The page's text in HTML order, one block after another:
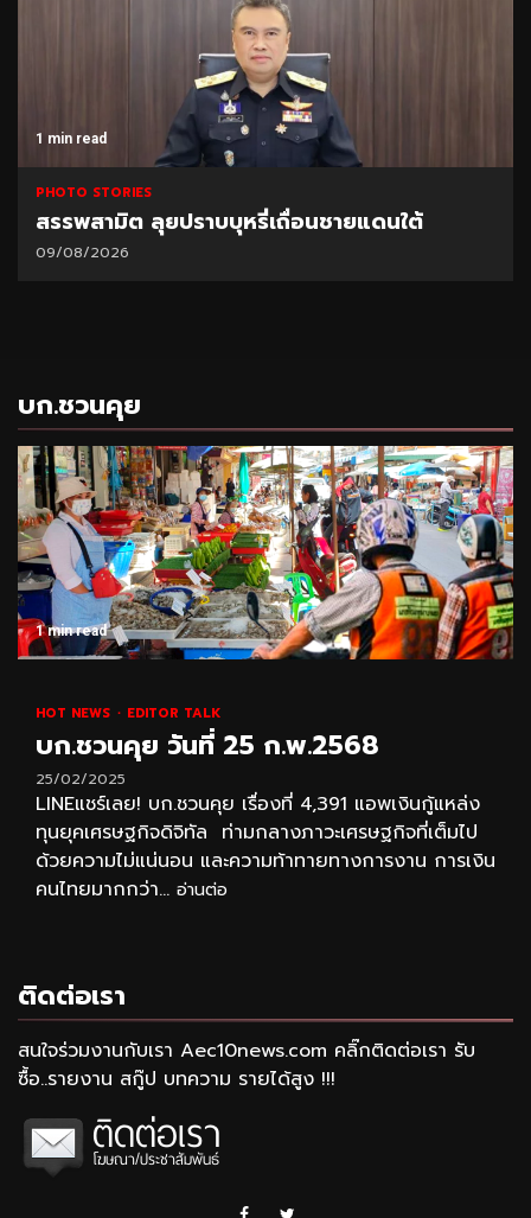
1 min read
PHOTO STORIES
สรรพสามิต ลุยปราบบุหรี่เถื่อนชายแดนใต้
09/08/2026
บก.ชวนคุย
1 min read
HOT NEWS EDITOR TALK
บก.ชวนคุย วันที่ 25 ก.พ.2568
25/02/2025
LINEแชร์เลย! บก.ชวนคุย เรื่องที่ 4,391 แอพเงินกู้แหล่ง
ทุนยุคเศรษฐกิจดิจิทัล ท่ามกลางภาวะเศรษฐกิจที่เต็มไป
ด้วยความไม่แน่นอน และความท้าทายทางการงาน การเงิน
คนไทยมากกว่า... อ่านต่อ
ติดต่อเรา
สนใจร่วมงานกับเรา Aec10news.com คลิ๊กติดต่อเรา รับ
ซื้อ..รายงาน สกู๊ป บทความ รายได้สูง !!!